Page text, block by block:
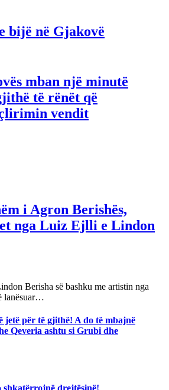
bijë në Gjakovë
mban një minutë
të rënët që
vendit
i Agron Berishës,
nga Luiz Ejlli e Lindon
Berisha së bashku me artistin nga
lanësuar…
jetë për të gjithë! A do të mbajnë
Qeveria ashtu si Grubi dhe
drejtësinë!